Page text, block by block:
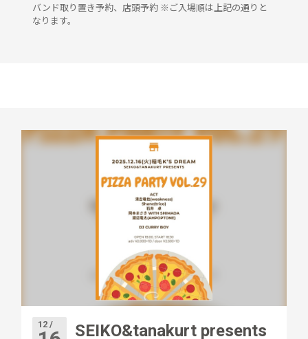
バンド取り置き予約、店頭予約 ※ご入場順は上記の通りと
なります。
12 / SEIKO&tanakurt presents